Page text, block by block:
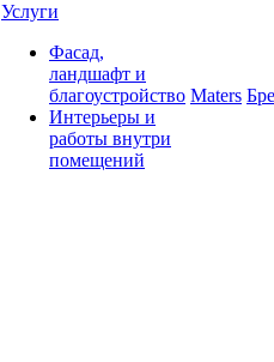
Услуги
Фасад,
ландшафт и
благоустройство
Интерьеры и
работы внутри
помещений
Maters